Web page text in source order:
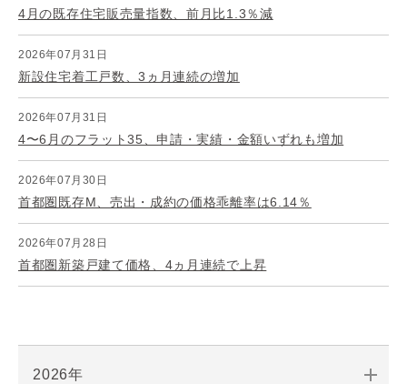
4月の既存住宅販売量指数、前月比1.3％減
2026年07月31日
新設住宅着工戸数、3ヵ月連続の増加
2026年07月31日
4〜6月のフラット35、申請・実績・金額いずれも増加
2026年07月30日
首都圏既存M、売出・成約の価格乖離率は6.14％
2026年07月28日
首都圏新築戸建て価格、4ヵ月連続で上昇
2026年